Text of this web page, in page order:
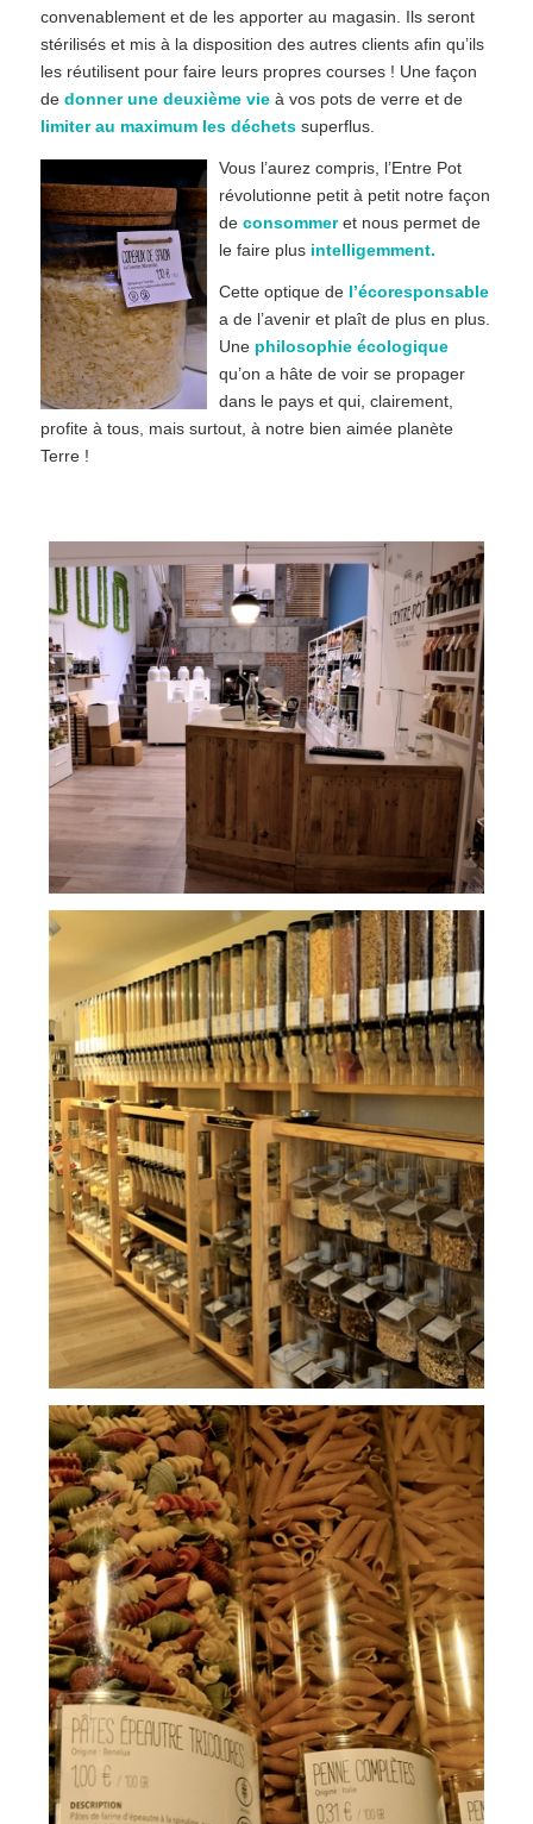
convenablement et de les apporter au magasin. Ils seront
stérilisés et mis à la disposition des autres clients afin qu’ils
les réutilisent pour faire leurs propres courses ! Une façon
de donner une deuxième vieà vos pots de verre et de
limiter au maximum les déchetssuperflus.
Vous l’aurez compris, l’Entre Pot
révolutionne petit à petit notre façon
de consommeret nous permet de
le faire plus intelligemment.
Cette optique de l’écoresponsable
a de l’avenir et plaît de plus en plus.
Une philosophie écologique
qu’on a hâte de voir se propager
dans le pays et qui, clairement,
profite à tous, mais surtout, à notre bien aimée planète
Terre !